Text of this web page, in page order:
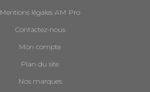
Mentions légales AM Pro
Contactez-nous
Mon compte
Plan du site
Nos marques